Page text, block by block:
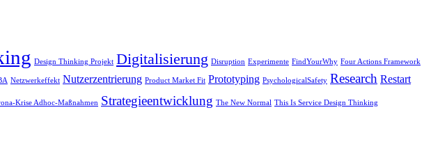
Design Thinking Projekt Digitalisierung Disruption Experimente FindYourWhy Four Actions Framework
Netzwerkeffekt Nutzerzentrierung Product Market Fit Prototyping PsychologicalSafety Research Restart
Krise Adhoc-Maßnahmen Strategieentwicklung The New Normal This Is Service Design Thinking